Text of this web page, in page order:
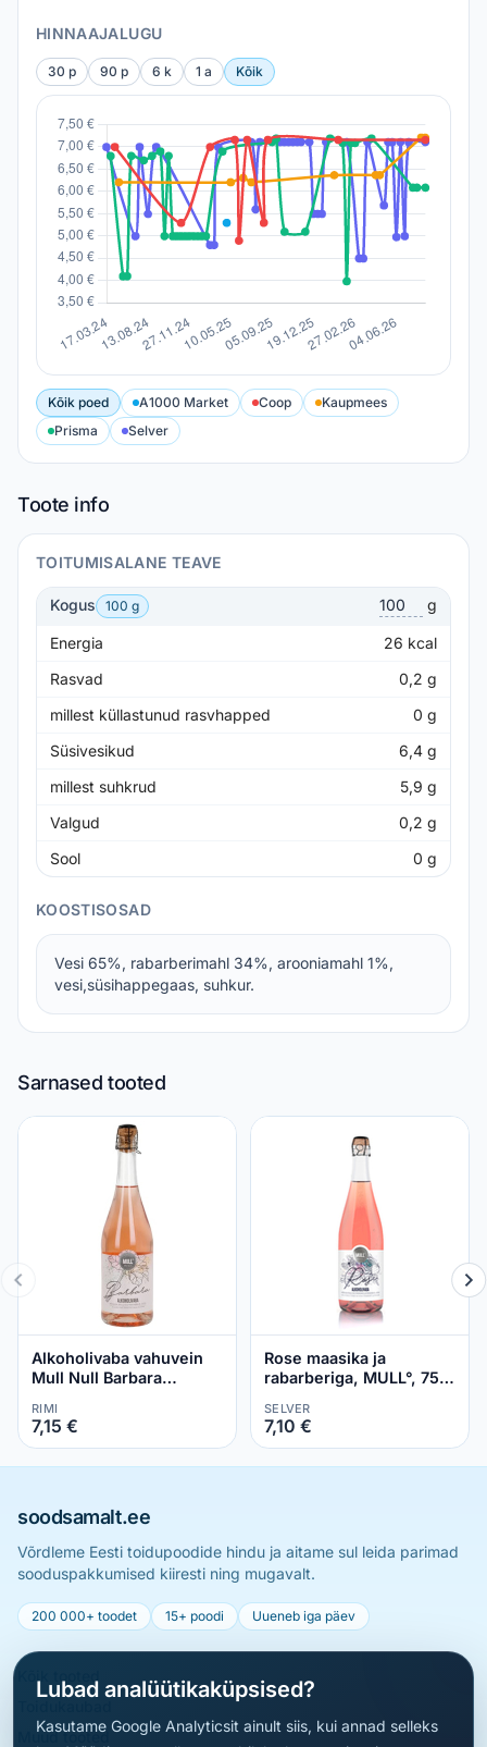
HINNAAJALUGU
30 p 90 p 6 k 1 a Kõik
Kõik poed A1000 Market Coop
Kaupmees
Prisma
Selver
Toote info
TOITUMISALANE TEAVE
Kogus 100 g g
Energia 26 kcal
Rasvad
0,2 g
millest küllastunud rasvhapped
0 g
Süsivesikud
6,4 g
millest suhkrud
5,9 g
Valgud
0,2 g
Sool
0 g
KOOSTISOSAD
Vesi 65%, rabarberimahl 34%, arooniamahl 1%,
vesi,süsihappegaas, suhkur.
Sarnased tooted
Alkoholivaba vahuvein
Mull Null Barbara
RIMI
7,15 €
Rose maasika ja
rabarberiga, MULL°, 75
SELVER
7,10 €
soodsamalt.ee
Võrdleme Eesti toidupoodide hindu ja aitame sul leida parimad
sooduspakkumised kiiresti ning mugavalt.
200 000+ toodet 15+ poodi Uueneb iga päev
Muud tooted
Lubad analüütikaküpsised?
Kasutame Google Analyticsit ainult siis, kui annad selleks